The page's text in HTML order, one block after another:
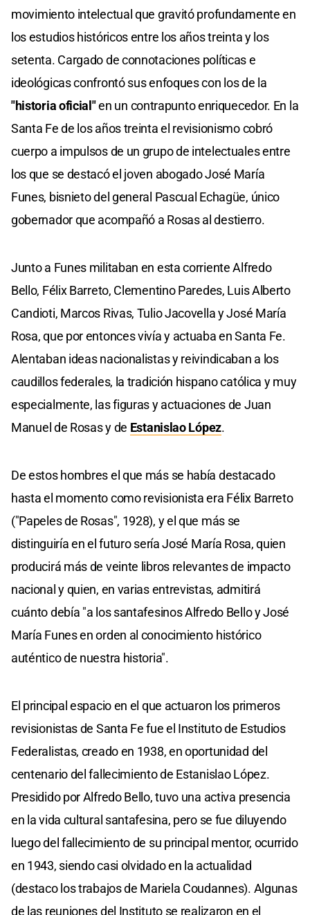
movimiento intelectual que gravitó profundamente en
los estudios históricos entre los años treinta y los
setenta. Cargado de connotaciones políticas e
ideológicas confrontó sus enfoques con los de la
"historia oficial"en un contrapunto enriquecedor. En la
Santa Fe de los años treinta el revisionismo cobró
cuerpo a impulsos de un grupo de intelectuales entre
los que se destacó el joven abogado José María
Funes, bisnieto del general Pascual Echagüe, único
gobernador que acompañó a Rosas al destierro.
Junto a Funes militaban en esta corriente Alfredo
Bello, Félix Barreto, Clementino Paredes, Luis Alberto
Candioti, Marcos Rivas, Tulio Jacovella y José María
Rosa, que por entonces vivía y actuaba en Santa Fe.
Alentaban ideas nacionalistas y reivindicaban a los
caudillos federales, la tradición hispano católica y muy
especialmente, las figuras y actuaciones de Juan
Manuel de Rosas y de Estanislao López.
De estos hombres el que más se había destacado
hasta el momento como revisionista era Félix Barreto
("Papeles de Rosas", 1928), y el que más se
distinguiría en el futuro sería José María Rosa, quien
producirá más de veinte libros relevantes de impacto
nacional y quien, en varias entrevistas, admitirá
cuánto debía "a los santafesinos Alfredo Bello y José
María Funes en orden al conocimiento histórico
auténtico de nuestra historia".
El principal espacio en el que actuaron los primeros
revisionistas de Santa Fe fue el Instituto de Estudios
Federalistas, creado en 1938, en oportunidad del
centenario del fallecimiento de Estanislao López.
Presidido por Alfredo Bello, tuvo una activa presencia
en la vida cultural santafesina, pero se fue diluyendo
luego del fallecimiento de su principal mentor, ocurrido
en 1943, siendo casi olvidado en la actualidad
(destaco los trabajos de Mariela Coudannes). Algunas
de las reuniones del Instituto se realizaron en el